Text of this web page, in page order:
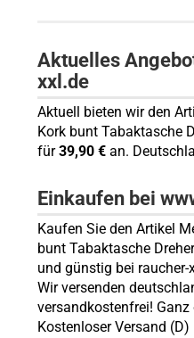
Aktuelles
xxl.de
Aktuell bieten wir den
Kork bunt Tabaktasche
für39,90 €an.
Einkaufen bei
Kaufen Sie den Artikel
bunt Tabaktasche
und günstig bei
Wir versenden
versandkostenfrei!
Kostenloser Versand